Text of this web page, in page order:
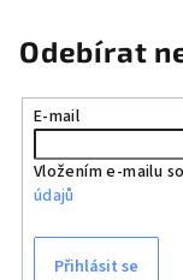
Odebírat
E-mail
Vložením e-mailu
údajů
Přihlásit se